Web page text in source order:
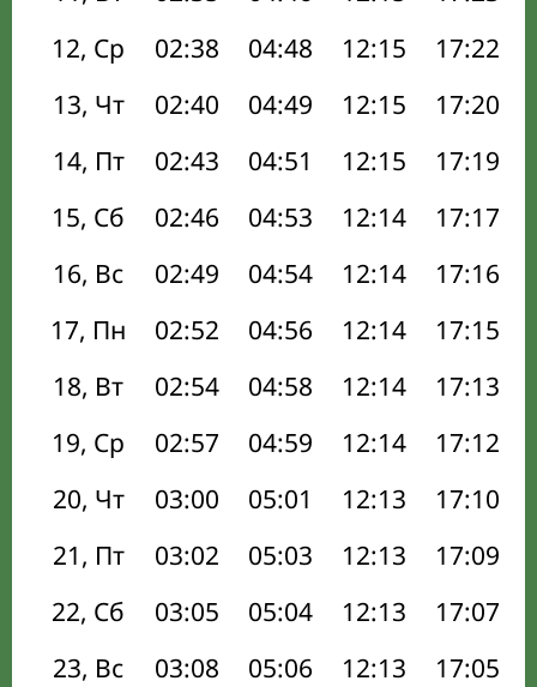
12, Ср
02:38 04:48 12:15 17:22
13, Чт
02:40 04:49 12:15 17:20
14, Пт
02:43 04:51 12:15 17:19
15, Сб
02:46 04:53 12:14 17:17
16, Вс
02:49 04:54 12:14 17:16
17, Пн
02:52 04:56 12:14 17:15
18, Вт
02:54 04:58 12:14 17:13
19, Ср
02:57 04:59 12:14 17:12
20, Чт
03:00 05:01 12:13 17:10
21, Пт
03:02 05:03 12:13 17:09
22, Сб
03:05 05:04 12:13 17:07
23, Вс
03:08 05:06 12:13 17:05